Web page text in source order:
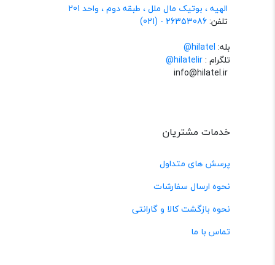
الهیه ، بوتیک مال ملل ، طبقه دوم ، واحد 201
تلفن:26353086 - (021)
بله: hilatel@
تلگرام :@hilatelir
خدمات مشتریان
پرسش های متداول
نحوه ارسال سفارشات
نحوه بازگشت کالا و گارانتی
تماس با ما